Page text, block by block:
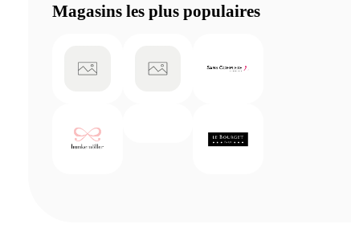
Magasins les plus populaires